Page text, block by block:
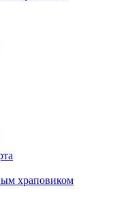
храповиком